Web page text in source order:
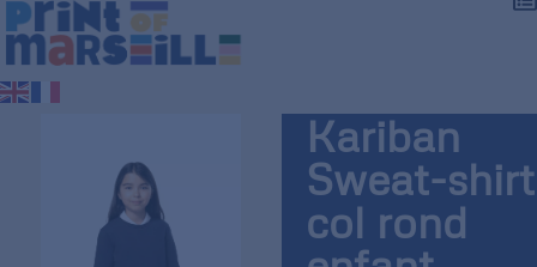
Kariban
Sweat-shirt
col rond